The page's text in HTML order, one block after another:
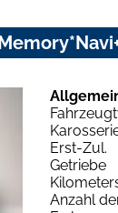
Erst-Zul.
Getriebe
Anzahl